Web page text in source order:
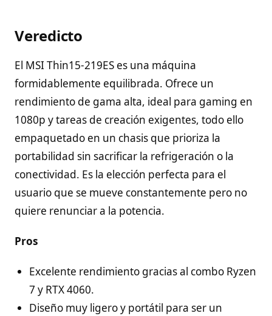
Veredicto
El MSI Thin15-219ES es una máquina
formidablemente equilibrada. Ofrece un
rendimiento de gama alta, ideal para gaming en
1080p y tareas de creación exigentes, todo ello
empaquetado en un chasis que prioriza la
portabilidad sin sacrificar la refrigeración o la
conectividad. Es la elección perfecta para el
usuario que se mueve constantemente pero no
quiere renunciar a la potencia.
Pros
Excelente rendimiento gracias al combo Ryzen
7 y RTX 4060.
Diseño muy ligero y portátil para ser un